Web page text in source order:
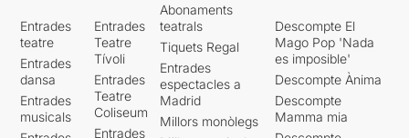
Entrades
teatre
Entrades
dansa
Entrades
musicals
Entrades
Teatre
Tívoli
Entrades
Teatre
Coliseum
Entrades
Abonaments
teatrals
Tiquets Regal
Entrades
espectacles a
Madrid
Millors monòlegs
Descompte El
Mago Pop 'Nada
es imposible'
Descompte Ànima
Descompte
Mamma mia